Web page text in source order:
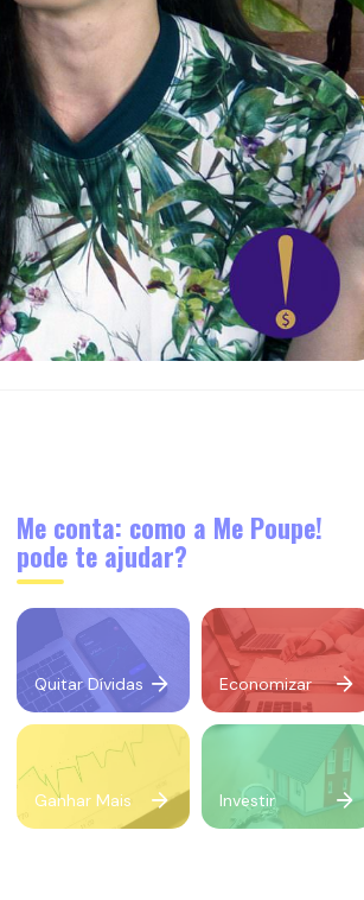
Me conta: como a Me Poupe!
pode te ajudar?
Quitar Dívidas Economizar
Ganhar Mais Investir